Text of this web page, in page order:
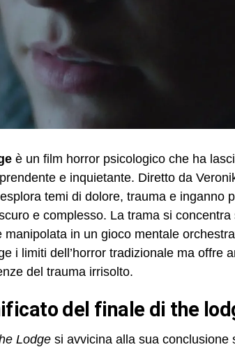
è un film horror psicologico che ha
e inquietante. Diretto da
temi di dolore, trauma e inganno
e complesso. La trama si
manipolata in un gioco mentale
i limiti dell’horror tradizionale ma offre
del trauma irrisolto.
del finale di the
Lodge si avvicina alla sua